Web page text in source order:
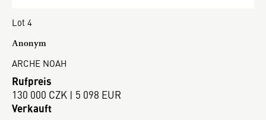
Lot 4
Anonym
ARCHE NOAH
Rufpreis
130 000 CZK | 5 098 EUR
Verkauft